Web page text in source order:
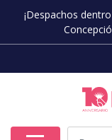
¡Despachos